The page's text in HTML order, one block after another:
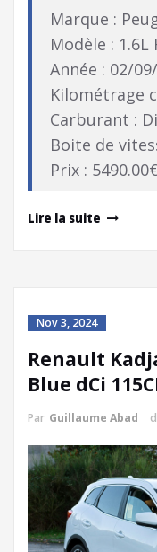
Marque :
Modèle : 1.6L
Année : 02/
Kilométrage
Carburant :
Boite de
Prix : 5490.00€
Lire la suite
Nov 3, 2024
Renault
Blue dCi
Par Guillaume Abad